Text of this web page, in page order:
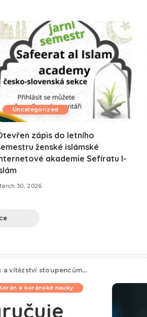
Uncategorized
zápis do letního
ženské islámské
akademie Sefíratu l-
30, 2026
stoupencům pravé víry
a koránské nauky